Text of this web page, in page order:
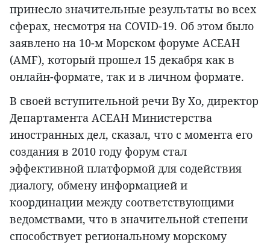
принесло значительные результаты во всех
сферах, несмотря на COVID-19. Об этом было
заявлено на 10-м Морском форуме АСЕАН
(AMF), который прошел 15 декабря как в
онлайн-формате, так и в личном формате.
В своей вступительной речи Ву Хо, директор
Департамента АСЕАН Министерства
иностранных дел, сказал, что с момента его
создания в 2010 году форум стал
эффективной платформой для содействия
диалогу, обмену информацией и
координации между соответствующими
ведомствами, что в значительной степени
способствует региональному морскому